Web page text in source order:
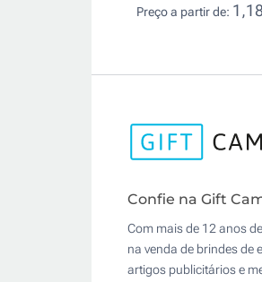
Preço a partir de:
Confie na Gift
Com mais de 12 anos
na venda de brindes de
artigos publicitários e